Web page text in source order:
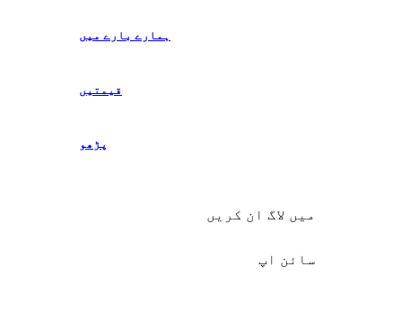
ہمارے بارے میں
قیمتیں
پڑھو
میں لاگ ان کریں
سائن اپ